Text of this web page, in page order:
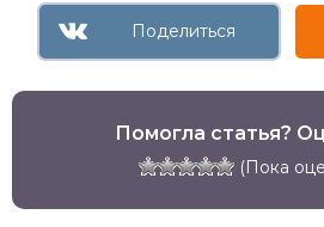
Помогла статья?
(Пока